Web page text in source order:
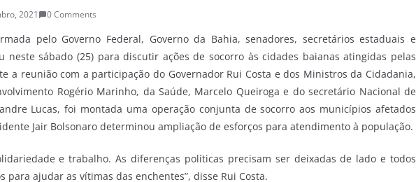
2021 0 Comments
pelo Governo Federal, Governo da Bahia, senadores, secretários estaduais e
neste sábado (25) para discutir ações de socorro às cidades baianas atingidas pelas
a reunião com a participação do Governador Rui Costa e dos Ministros da Cidadania,
Rogério Marinho, da Saúde, Marcelo Queiroga e do secretário Nacional de
Lucas, foi montada uma operação conjunta de socorro aos municípios afetados
Jair Bolsonaro determinou ampliação de esforços para atendimento à população.
e trabalho. As diferenças políticas precisam ser deixadas de lado e todos
para ajudar as vítimas das enchentes”, disse Rui Costa.